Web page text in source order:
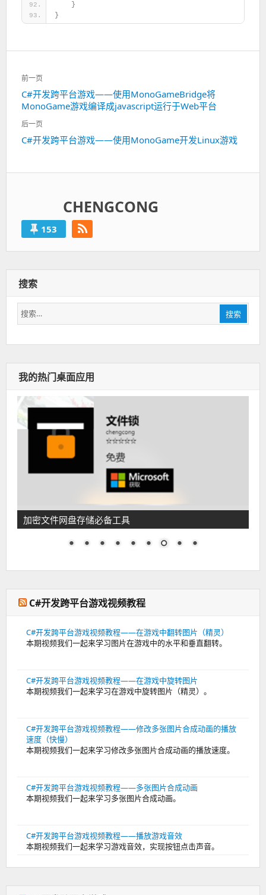
}
}
文
章
导
航
前一页
上
一
篇：
C#开发跨平台游戏——使用MonoGameBridge将
MonoGame游戏编译成javascript运行于Web平台
后一页
下
C#开发跨平台游戏——使用MonoGame开发Linux游戏
CHENGCONG
153
搜索
搜
索：
搜索
我的热门桌面应用
CPU占用1%性能超好的动态壁纸软件
C#开发跨平台游戏视频教程
C#开发跨平台游戏视频教程——在游戏中翻转图片（精灵）
本期视频我们一起来学习图片在游戏中的水平和垂直翻转。
C#开发跨平台游戏视频教程——在游戏中旋转图片
本期视频我们一起来学习在游戏中旋转图片（精灵）。
C#开发跨平台游戏视频教程——修改多张图片合成动画的播放
速度（快慢）
本期视频我们一起来学习修改多张图片合成动画的播放速度。
C#开发跨平台游戏视频教程——多张图片合成动画
本期视频我们一起来学习多张图片合成动画。
C#开发跨平台游戏视频教程——播放游戏音效
本期视频我们一起来学习游戏音效，实现按钮点击声音。